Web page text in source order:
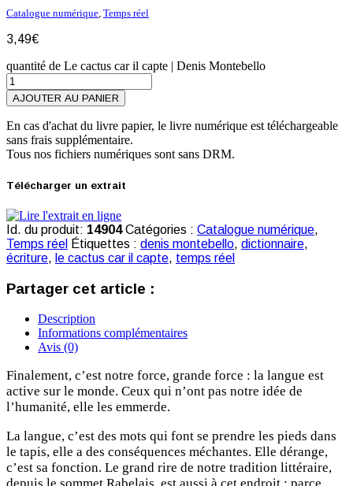
Catalogue numérique, Temps réel
3,49€
quantité de Le cactus car il capte | Denis Montebello
AJOUTER AU PANIER
En cas d'achat du livre papier, le livre numérique est téléchargeable
sans frais supplémentaire.
Tous nos fichiers numériques sont sans DRM.
Télécharger un extrait
Id. du produit: 14904 Catégories : Catalogue numérique,
Temps réel Étiquettes : denis montebello, dictionnaire,
écriture, le cactus car il capte, temps réel
Partager cet article :
Description
Informations complémentaires
Avis (0)
Finalement, c’est notre force, grande force : la langue est
active sur le monde. Ceux qui n’ont pas notre idée de
l’humanité, elle les emmerde.
La langue, c’est des mots qui font se prendre les pieds dans
le tapis, elle a des conséquences méchantes. Elle dérange,
c’est sa fonction. Le grand rire de notre tradition littéraire,